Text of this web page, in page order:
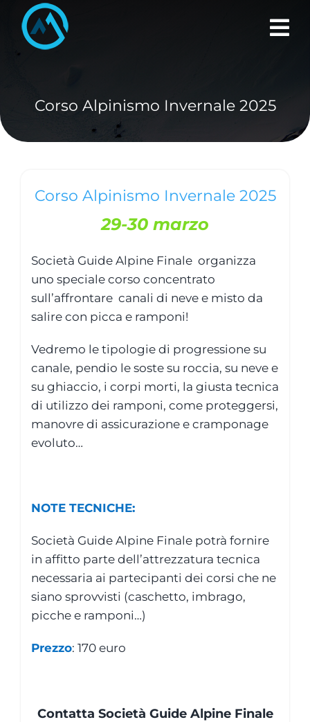
content
Corso Alpinismo Invernale 2025
Corso Alpinismo Invernale 2025
29-30 marzo
Società Guide Alpine Finale organizza
uno speciale corso concentrato
sull’affrontare canali di neve e misto da
salire con picca e ramponi!
Vedremo le tipologie di progressione su
canale, pendio le soste su roccia, su neve e
su ghiaccio, i corpi morti, la giusta tecnica
di utilizzo dei ramponi, come proteggersi,
manovre di assicurazione e cramponage
evoluto…
NOTE TECNICHE:
Società Guide Alpine Finale potrà fornire
in affitto parte dell’attrezzatura tecnica
necessaria ai partecipanti dei corsi che ne
siano sprovvisti (caschetto, imbrago,
picche e ramponi…)
Prezzo: 170 euro
Contatta Società Guide Alpine Finale